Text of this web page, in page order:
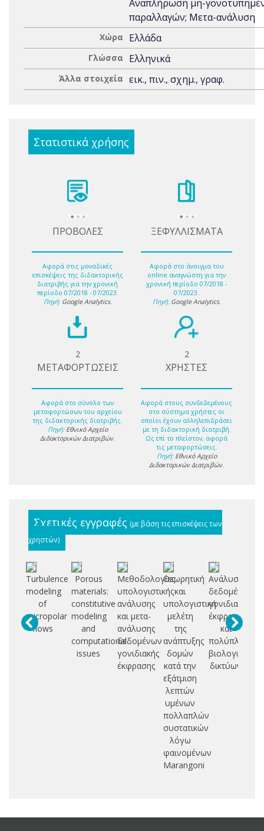
Αναπλήρωση μη-
παραλλαγών; Μετα-ανάλυση
Χώρα Ελλάδα
Γλώσσα Ελληνικά
Άλλα στοιχεία εικ., πιν., σχημ., γραφ.
Στατιστικά χρήσης
ΠΡΟΒΟΛΕΣ
Αφορά στις μοναδικές
επισκέψεις της διδακτορικής
διατριβής για την χρονική
περίοδο 07/2018 - 07/2023.
Πηγή: Google Analytics.
ΞΕΦΥΛΛΙΣΜΑΤΑ
Αφορά στο άνοιγμα του
online αναγνώστη για την
χρονική περίοδο 07/2018 -
07/2023.
Πηγή: Google Analytics.
2
ΜΕΤΑΦΟΡΤΩΣΕΙΣ
Αφορά στο σύνολο των
μεταφορτώσων του αρχείου
της διδακτορικής διατριβής.
Πηγή: Εθνικό Αρχείο
Διδακτορικών Διατριβών.
2
ΧΡΗΣΤΕΣ
Αφορά στους συνδεδεμένους
στο σύστημα χρήστες οι
οποίοι έχουν αλληλεπιδράσει
με τη διδακτορική διατριβή.
Ως επί το πλείστον, αφορά
τις μεταφορτώσεις.
Πηγή: Εθνικό Αρχείο
Διδακτορικών Διατριβών.
Σχετικές εγγραφές (με βάση τις επισκέψεις των
χρηστών)
Turbulence
modeling
of
micropolar
flows
Porous
materials:
constitutive
modeling
and
computational
issues
Μεθοδολογίες
υπολογιστικής
ανάλυσης
και μετα-
ανάλυσης
δεδομένων
γονιδιακής
έκφρασης
Θεωρητική
και
υπολογιστική
μελέτη
της
ανάπτυξης
δομών
κατά την
εξάτμιση
λεπτών
υμένων
πολλαπλών
συστατικών
λόγω
φαινομένων
Marangoni
Ανάλυση
δεδομένων
γονιδιακής
έκφρασης
και
πολύπλοκων
βιολογικών
δικτύων